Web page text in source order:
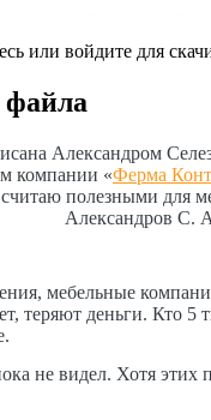
или войдите для
Александром
компании «Ферма
считаю полезными для
Александров С.
мебельные
теряют деньги. Кто 5
не видел. Хотя этих